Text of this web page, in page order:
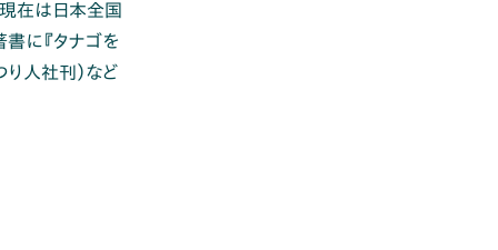
在は日本全国
に『タナゴを
り人社刊）など